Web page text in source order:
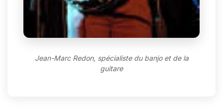
Jean-Marc Redon, spécialiste du banjo et de la
guitare